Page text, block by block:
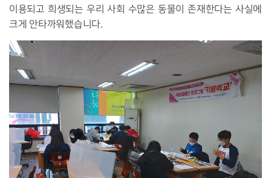
이용되고 희생되는 우리 사회 수많은 동물이 존재한다는 사실에
크게 안타까워했습니다.